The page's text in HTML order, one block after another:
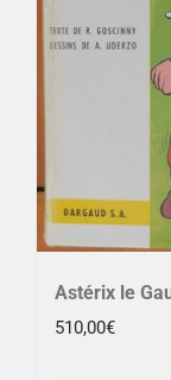
Astérix le
510,00€